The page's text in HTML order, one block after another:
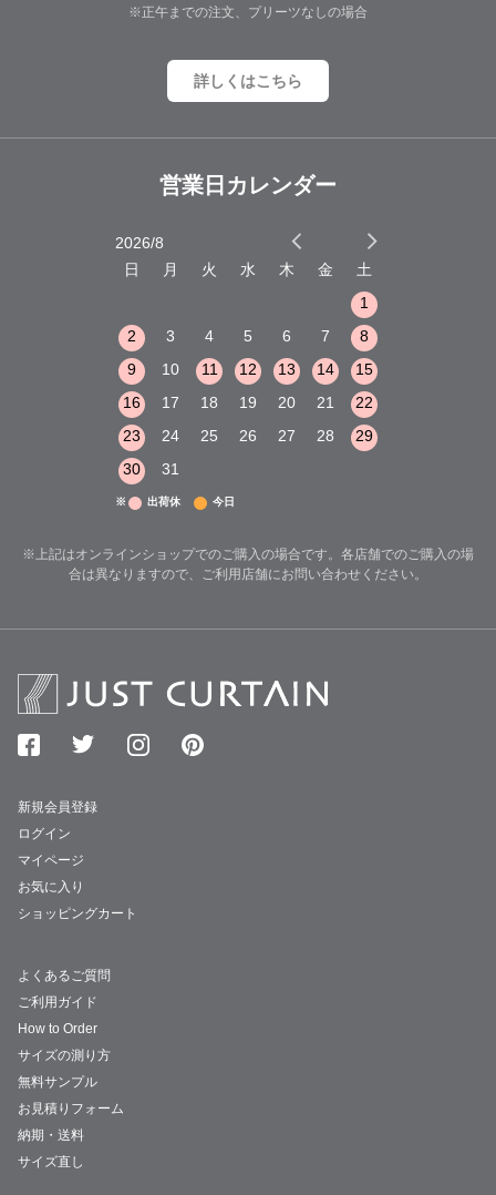
※正午までの注文、プリーツなしの場合
詳しくはこちら
営業日カレンダー
2026/8
日
月 火 水 木 金
土
1
2
3 4 5 6 7
8
9
10 11 12 13 14
15
16
17 18 19 20 21
22
23
24 25 26 27 28
29
30
31
※ 出荷休 今日
※上記はオンラインショップでのご購入の場合です。各店舗でのご購入の場
合は異なりますので、ご利用店舗にお問い合わせください。
新規会員登録
ログイン
マイページ
お気に入り
ショッピングカート
よくあるご質問
ご利用ガイド
How to Order
サイズの測り方
無料サンプル
お見積りフォーム
納期・送料
サイズ直し